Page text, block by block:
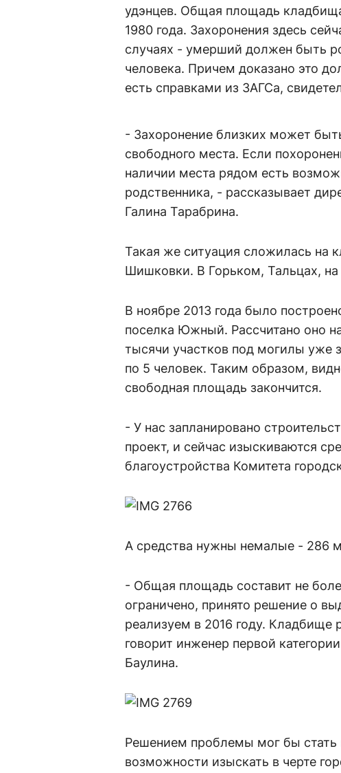
удэнцев. Общая площадь
1980 года. Захоронения здесь
случаях - умерший должен быть
человека. Причем доказано это
есть справками из ЗАГСа,
- Захоронение близких может
свободного места. Если
наличии места рядом есть
родственника, - рассказывает
Галина Тарабрина.
Такая же ситуация сложилась на
Шишковки. В Горьком, Тальцах,
В ноябре 2013 года было
поселка Южный. Рассчитано оно
тысячи участков под могилы уже
по 5 человек. Таким образом,
свободная площадь закончится.
- У нас запланировано
проект, и сейчас изыскиваются
благоустройства Комитета
А средства нужны немалые - 286
- Общая площадь составит не
ограничено, принято решение о
реализуем в 2016 году. Кладбище
говорит инженер первой
Баулина.
Решением проблемы мог бы стать
возможности изыскать в черте